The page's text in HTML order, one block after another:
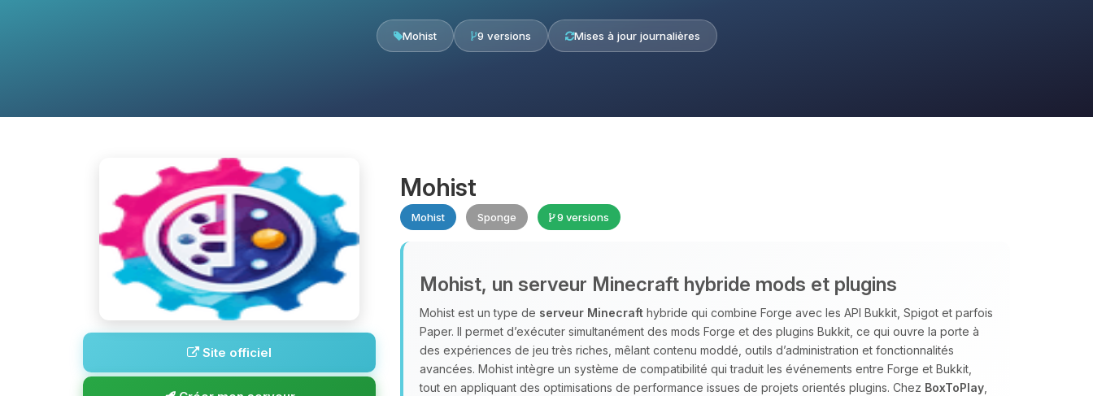
Mohist 9 versions Mises à jour journalières
Site officiel
Mohist
Mohist Sponge 9 versions
Mohist, un serveur Minecraft hybride mods et plugins
Mohist est un type de serveur Minecraft hybride qui combine Forge avec les API Bukkit, Spigot et parfois
Paper. Il permet d’exécuter simultanément des mods Forge et des plugins Bukkit, ce qui ouvre la porte à
des expériences de jeu très riches, mêlant contenu moddé, outils d’administration et fonctionnalités
avancées. Mohist intègre un système de compatibilité qui traduit les événements entre Forge et Bukkit,
tout en appliquant des optimisations de performance issues de projets orientés plugins. Chez BoxToPlay